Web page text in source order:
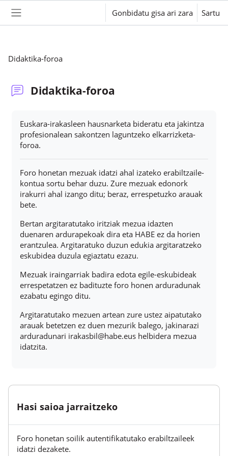
Alboko panela
Gonbidatu gisa ari zara Sartu
Didaktika-foroa
Didaktika-foroa
Euskara-irakasleen hausnarketa bideratu eta jakintza
profesionalean sakontzen laguntzeko elkarrizketa-
foroa.
Foro honetan mezuak idatzi ahal izateko erabiltzaile-
kontua sortu behar duzu. Zure mezuak edonork
irakurri ahal izango ditu; beraz, errespetuzko arauak
bete.
Bertan argitaratutako iritziak mezua idazten
duenaren ardurapekoak dira eta HABE ez da horien
erantzulea. Argitaratuko duzun edukia argitaratzeko
eskubidea duzula egiaztatu ezazu.
Mezuak iraingarriak badira edota egile-eskubideak
errespetatzen ez badituzte foro honen arduradunak
ezabatu egingo ditu.
Argitaratutako mezuen artean zure ustez aipatutako
arauak betetzen ez duen mezurik balego, jakinarazi
arduradunari irakasbil@habe.eus helbidera mezua
idatzita.
Hasi saioa jarraitzeko
Foro honetan soilik autentifikatutako erabiltzaileek
idatzi dezakete.